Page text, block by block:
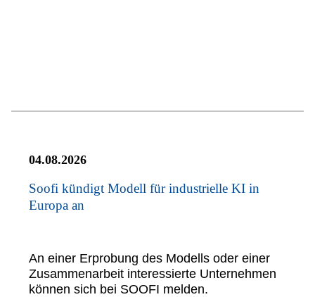
04.08.2026
Soofi kündigt Modell für industrielle KI in
Europa an
An einer Erprobung des Modells oder einer
Zusammenarbeit interessierte Unternehmen
können sich bei SOOFI melden.